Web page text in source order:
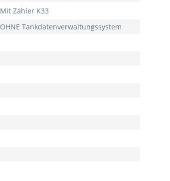
Mit Zähler K33
OHNE Tankdatenverwaltungssystem